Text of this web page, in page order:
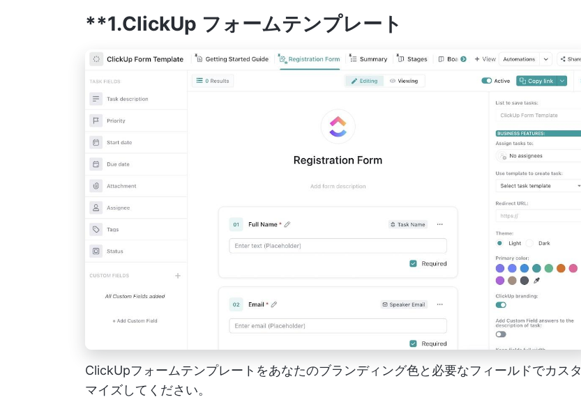
**1.ClickUp フォームテンプレート
ClickUpフォームテンプレートをあなたのブランディング色と必要なフィールドでカスタ
マイズしてください。